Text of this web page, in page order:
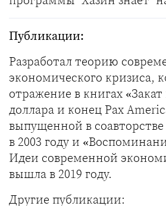
Публикации:
Разработал теорию
экономического кризиса,
отражение в книгах
доллара и конец Pax
выпущенной в
в 2003 году и
Идеи современной
вышла в 2019 году.
Другие публикации: